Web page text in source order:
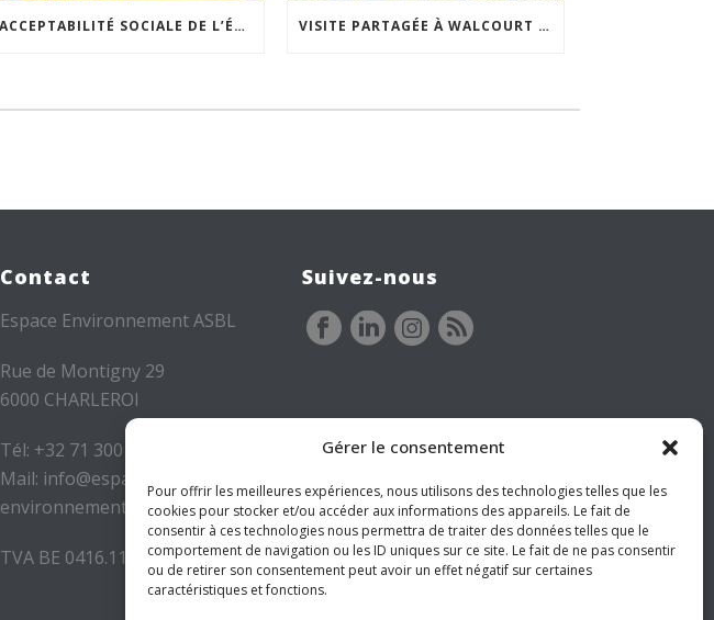
Gérer le consentement
Pour offrir les meilleures expériences, nous utilisons des technologies telles que les
cookies pour stocker et/ou accéder aux informations des appareils. Le fait de
consentir à ces technologies nous permettra de traiter des données telles que le
comportement de navigation ou les ID uniques sur ce site. Le fait de ne pas consentir
ou de retirer son consentement peut avoir un effet négatif sur certaines
caractéristiques et fonctions.
ACCEPTABILITÉ SOCIALE DE L’ÉCLAIRAGE NOCTURNE : LE REPLAY EST DISPONIBLE VISITE PARTAGÉE À WALCOURT : UNE DÉMARCHE PARTICIPATIVE ANIMÉE PAR ESPACE ENVIRONNEMENT
Contact
Espace Environnement ASBL
Rue de Montigny 29
6000 CHARLEROI
Tél: +32 71 300 300
Mail: info@espace-
environnement.be
TVA BE 0416.116.340
Suivez-nous